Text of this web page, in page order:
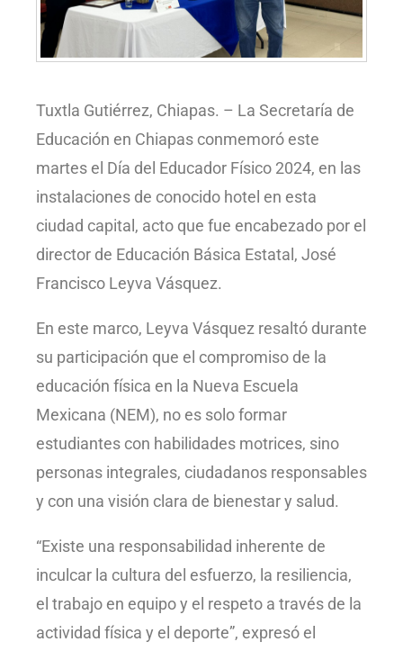
Tuxtla Gutiérrez, Chiapas. – La Secretaría de
Educación en Chiapas conmemoró este
martes el Día del Educador Físico 2024, en las
instalaciones de conocido hotel en esta
ciudad capital, acto que fue encabezado por el
director de Educación Básica Estatal, José
Francisco Leyva Vásquez.
En este marco, Leyva Vásquez resaltó durante
su participación que el compromiso de la
educación física en la Nueva Escuela
Mexicana (NEM), no es solo formar
estudiantes con habilidades motrices, sino
personas integrales, ciudadanos responsables
y con una visión clara de bienestar y salud.
“Existe una responsabilidad inherente de
inculcar la cultura del esfuerzo, la resiliencia,
el trabajo en equipo y el respeto a través de la
actividad física y el deporte”, expresó el